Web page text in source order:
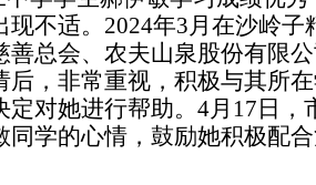
不适。 2024年3月在沙岭子
善总会、农夫山泉股份有限
后，非常重视，积极与其所
对她进行帮助。 4月 17 日，
同学的心情，鼓励她积极配